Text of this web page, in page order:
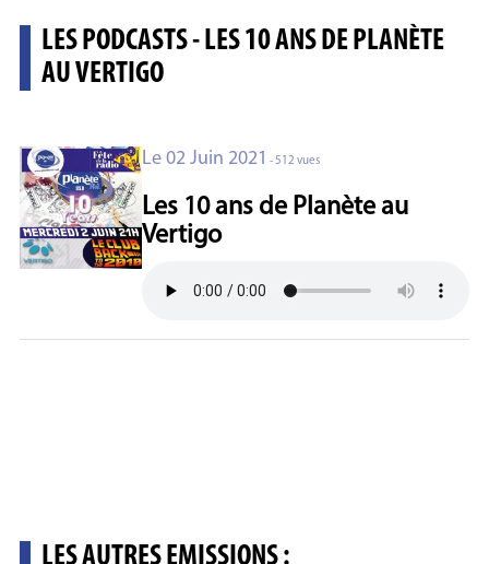
LES PODCASTS - LES 10 ANS DE PLANÈTE
AU VERTIGO
Le 02 Juin 2021 - 512 vues
Les 10 ans de Planète au
Vertigo
LES AUTRES EMISSIONS :